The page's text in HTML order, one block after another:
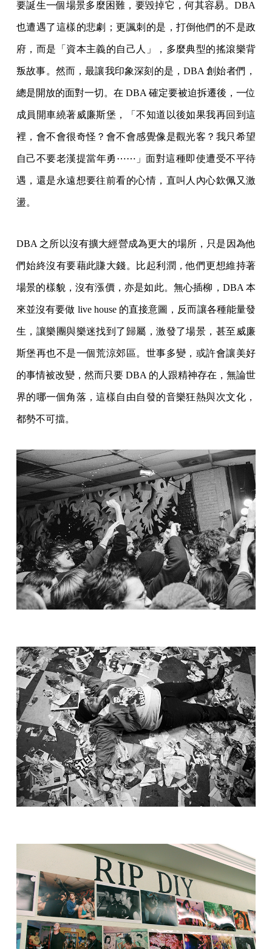
要誕生一個場景多麼困難，要毀掉它，何其容易。DBA
也遭遇了這樣的悲劇；更諷刺的是，打倒他們的不是政
府，而是「資本主義的自己人」，多麼典型的搖滾樂背
叛故事。然而，最讓我印象深刻的是，DBA 創始者們，
總是開放的面對一切。在 DBA 確定要被迫拆遷後，一位
成員開車繞著威廉斯堡，「不知道以後如果我再回到這
裡，會不會很奇怪？會不會感覺像是觀光客？我只希望
自己不要老漢提當年勇⋯⋯」面對這種即使遭受不平待
遇，還是永遠想要往前看的心情，直叫人內心欽佩又激
盪。
DBA 之所以沒有擴大經營成為更大的場所，只是因為他
們始終沒有要藉此賺大錢。比起利潤，他們更想維持著
場景的樣貌，沒有漲價，亦是如此。無心插柳，DBA 本
來並沒有要做 live house 的直接意圖，反而讓各種能量發
生，讓樂團與樂迷找到了歸屬，激發了場景，甚至威廉
斯堡再也不是一個荒涼郊區。世事多變，或許會讓美好
的事情被改變，然而只要 DBA 的人跟精神存在，無論世
界的哪一個角落，這樣自由自發的音樂狂熱與次文化，
都勢不可擋。